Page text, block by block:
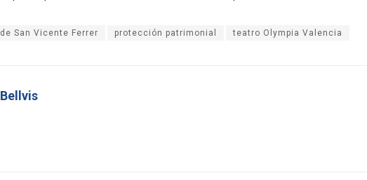
San Vicente Ferrer protección patrimonial teatro Olympia Valencia